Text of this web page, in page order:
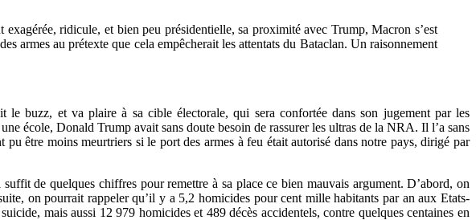
ridicule, et bien peu présidentielle, sa proximité avec Trump, Macron s’est
au prétexte que cela empêcherait les attentats du Bataclan. Un raisonnement
buzz, et va plaire à sa cible électorale, qui sera confortée dans son jugement par les
école, Donald Trump avait sans doute besoin de rassurer les ultras de la NRA. Il l’a sans
être moins meurtriers si le port des armes à feu était autorisé dans notre pays, dirigé par
de quelques chiffres pour remettre à sa place ce bien mauvais argument. D’abord, on
on pourrait rappeler qu’il y a 5,2 homicides pour cent mille habitants par an aux Etats-
mais aussi 12 979 homicides et 489 décès accidentels, contre quelques centaines en